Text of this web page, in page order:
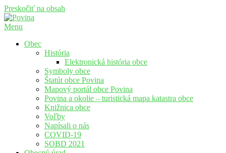
Preskočiť na obsah
Menu
Obec
História
Elektronická história obce
Symboly obce
Štatút obce Povina
Mapový portál obce Povina
Povina a okolie – turistická mapa katastra obce
Knižnica obce
Voľby
Napísali o nás
COVID-19
SOBD 2021